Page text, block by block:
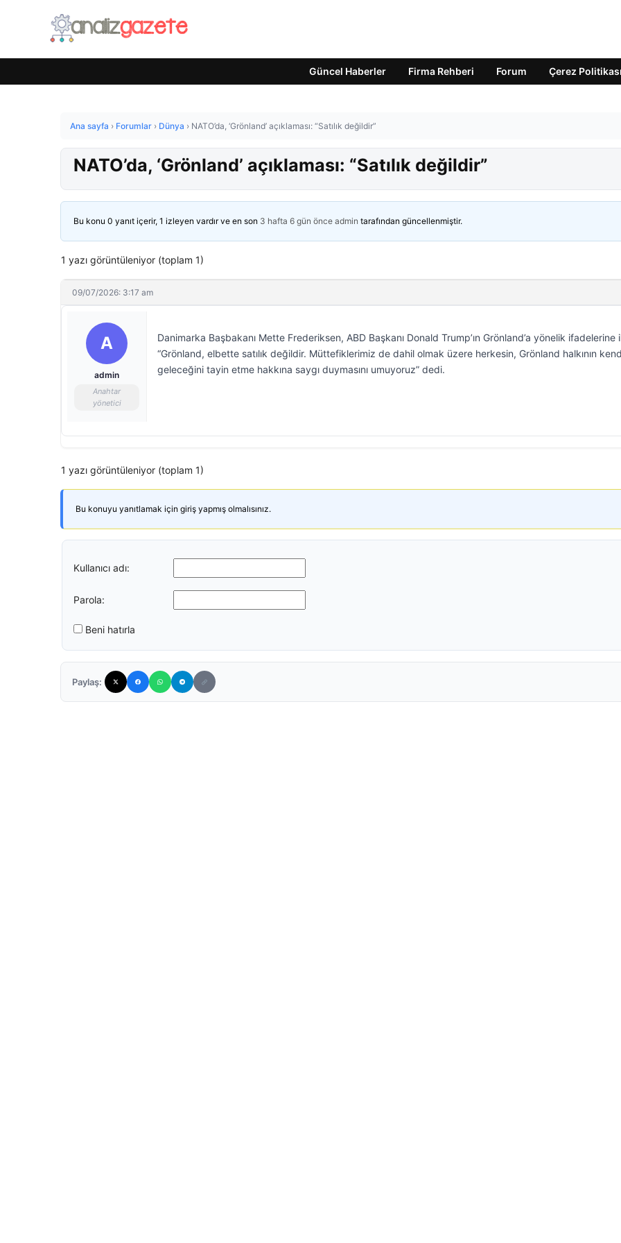
Güncel Haberler Firma Rehberi Forum Çerez Politikası
Ana sayfa › Forumlar › Dünya › NATO’da, ‘Grönland’ açıklaması: “Satılık değildir”
NATO’da, ‘Grönland’ açıklaması: “Satılık değildir”
Bu konu 0 yanıt içerir, 1 izleyen vardır ve en son 3 hafta 6 gün önce admin tarafından güncellenmiştir.
1 yazı görüntüleniyor (toplam 1)
09/07/2026: 3:17 am
A
admin
Anahtar
yönetici
Danimarka Başbakanı Mette Frederiksen, ABD Başkanı Donald Trump’ın Grönland’a yönelik ifadelerine
“Grönland, elbette satılık değildir. Müttefiklerimiz de dahil olmak üzere herkesin, Grönland halkının
geleceğini tayin etme hakkına saygı duymasını umuyoruz” dedi.
1 yazı görüntüleniyor (toplam 1)
Bu konuyu yanıtlamak için giriş yapmış olmalısınız.
Kullanıcı adı:
Parola:
Beni hatırla
Paylaş: